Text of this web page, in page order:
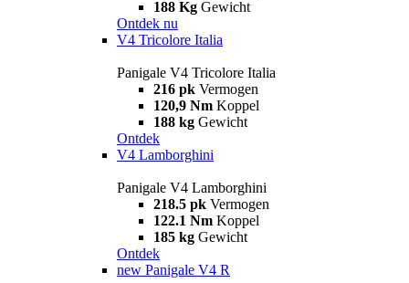
188 Kg Gewicht
Ontdek nu
V4 Tricolore Italia
Panigale V4 Tricolore Italia
216 pk Vermogen
120,9 Nm Koppel
188 kg Gewicht
Ontdek
V4 Lamborghini
Panigale V4 Lamborghini
218.5 pk Vermogen
122.1 Nm Koppel
185 kg Gewicht
Ontdek
new Panigale V4 R